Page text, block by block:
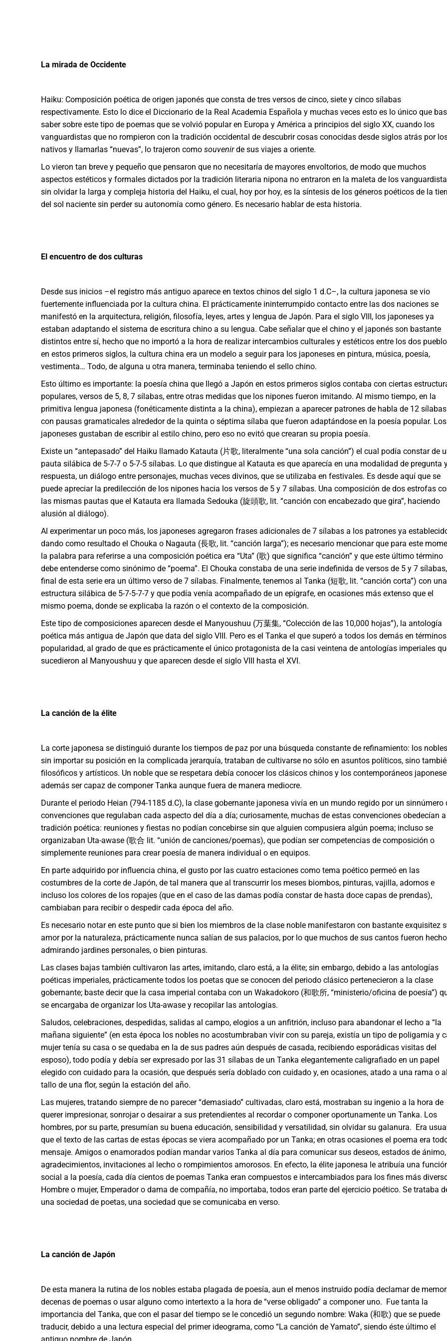
La mirada de Occidente
Haiku: Composición poética de origen japonés que consta de tres versos de cinco, siete y cinco sílabas
respectivamente. Esto lo dice el Diccionario de la Real Academia Española y muchas veces esto es lo único que
saber sobre este tipo de poemas que se volvió popular en Europa y América a principios del siglo XX, cuando los
vanguardistas que no rompieron con la tradición occidental de descubrir cosas conocidas desde siglos atrás por
nativos y llamarlas “nuevas”, lo trajeron como souvenirde sus viajes a oriente.
Lo vieron tan breve y pequeño que pensaron que no necesitaría de mayores envoltorios, de modo que muchos
aspectos estéticos y formales dictados por la tradición literaria nipona no entraron en la maleta de los
sin olvidar la larga y compleja historia del Haiku, el cual, hoy por hoy, es la síntesis de los géneros poéticos de la
del sol naciente sin perder su autonomía como género. Es necesario hablar de esta historia.
El encuentro de dos culturas
Desde sus inicios –el registro más antiguo aparece en textos chinos del siglo 1 d.C–, la cultura japonesa se vio
fuertemente influenciada por la cultura china. El prácticamente ininterrumpido contacto entre las dos naciones se
manifestó en la arquitectura, religión, filosofía, leyes, artes y lengua de Japón. Para el siglo VIII, los japoneses ya
estaban adaptando el sistema de escritura chino a su lengua. Cabe señalar que el chino y el japonés son bastante
distintos entre sí, hecho que no importó a la hora de realizar intercambios culturales y estéticos entre los dos
en estos primeros siglos, la cultura china era un modelo a seguir para los japoneses en pintura, música, poesía,
vestimenta… Todo, de alguna u otra manera, terminaba teniendo el sello chino.
Esto último es importante: la poesía china que llegó a Japón en estos primeros siglos contaba con ciertas
populares, versos de 5, 8, 7 sílabas, entre otras medidas que los nipones fueron imitando. Al mismo tiempo, en la
primitiva lengua japonesa (fonéticamente distinta a la china), empiezan a aparecer patrones de habla de 12 sílabas
con pausas gramaticales alrededor de la quinta o séptima sílaba que fueron adaptándose en la poesía popular. Los
japoneses gustaban de escribir al estilo chino, pero eso no evitó que crearan su propia poesía.
Existe un “antepasado” del Haiku llamado Katauta (片歌, literalmente “una sola canción”) el cual podía constar de
pauta silábica de 5-7-7 o 5-7-5 sílabas. Lo que distingue al Katauta es que aparecía en una modalidad de pregunta
respuesta, un diálogo entre personajes, muchas veces divinos, que se utilizaba en festivales. Es desde aquí que se
puede apreciar la predilección de los nipones hacia los versos de 5 y 7 sílabas. Una composición de dos estrofas
las mismas pautas que el Katauta era llamada Sedouka (旋頭歌, lit. “canción con encabezado que gira”, haciendo
alusión al diálogo).
Al experimentar un poco más, los japoneses agregaron frases adicionales de 7 sílabas a los patrones ya
dando como resultado el Chouka o Nagauta (長歌, lit. “canción larga”); es necesario mencionar que para este
la palabra para referirse a una composición poética era “Uta” (歌) que significa “canción” y que este último término
debe entenderse como sinónimo de “poema”. El Chouka constaba de una serie indefinida de versos de 5 y 7
final de esta serie era un último verso de 7 sílabas. Finalmente, tenemos al Tanka (短歌, lit. “canción corta”) con una
estructura silábica de 5-7-5-7-7 y que podía venía acompañado de un epígrafe, en ocasiones más extenso que el
mismo poema, donde se explicaba la razón o el contexto de la composición.
Este tipo de composiciones aparecen desde el Manyoushuu (万葉集, “Colección de las 10,000 hojas”), la antología
poética más antigua de Japón que data del siglo VIII. Pero es el Tanka el que superó a todos los demás en
popularidad, al grado de que es prácticamente el único protagonista de la casi veintena de antologías imperiales
sucedieron al Manyoushuu y que aparecen desde el siglo VIII hasta el XVI.
La canción de la élite
La corte japonesa se distinguió durante los tiempos de paz por una búsqueda constante de refinamiento: los
sin importar su posición en la complicada jerarquía, trataban de cultivarse no sólo en asuntos políticos, sino
filosóficos y artísticos. Un noble que se respetara debía conocer los clásicos chinos y los contemporáneos
además ser capaz de componer Tanka aunque fuera de manera mediocre.
Durante el periodo Heian (794-1185 d.C), la clase gobernante japonesa vivía en un mundo regido por un sinnúmero
convenciones que regulaban cada aspecto del día a día; curiosamente, muchas de estas convenciones obedecían
tradición poética: reuniones y fiestas no podían concebirse sin que alguien compusiera algún poema; incluso se
organizaban Uta-awase (歌合 lit. “unión de canciones/poemas), que podían ser competencias de composición o
simplemente reuniones para crear poesía de manera individual o en equipos.
En parte adquirido por influencia china, el gusto por las cuatro estaciones como tema poético permeó en las
costumbres de la corte de Japón, de tal manera que al transcurrir los meses biombos, pinturas, vajilla, adornos e
incluso los colores de los ropajes (que en el caso de las damas podía constar de hasta doce capas de prendas),
cambiaban para recibir o despedir cada época del año.
Es necesario notar en este punto que si bien los miembros de la clase noble manifestaron con bastante exquisitez
amor por la naturaleza, prácticamente nunca salían de sus palacios, por lo que muchos de sus cantos fueron
admirando jardines personales, o bien pinturas.
Las clases bajas también cultivaron las artes, imitando, claro está, a la élite; sin embargo, debido a las antologías
poéticas imperiales, prácticamente todos los poetas que se conocen del periodo clásico pertenecieron a la clase
gobernante; baste decir que la casa imperial contaba con un Wakadokoro (和歌所, “ministerio/oficina de poesía”)
se encargaba de organizar los Uta-awase y recopilar las antologías.
Saludos, celebraciones, despedidas, salidas al campo, elogios a un anfitrión, incluso para abandonar el lecho a “la
mañana siguiente” (en esta época los nobles no acostumbraban vivir con su pareja, existía un tipo de poligamia y
mujer tenía su casa o se quedaba en la de sus padres aún después de casada, recibiendo esporádicas visitas del
esposo), todo podía y debía ser expresado por las 31 sílabas de un Tanka elegantemente caligrafiado en un papel
elegido con cuidado para la ocasión, que después sería doblado con cuidado y, en ocasiones, atado a una rama o al
tallo de una flor, según la estación del año.
Las mujeres, tratando siempre de no parecer “demasiado” cultivadas, claro está, mostraban su ingenio a la hora de
querer impresionar, sonrojar o desairar a sus pretendientes al recordar o componer oportunamente un Tanka. Los
hombres, por su parte, presumían su buena educación, sensibilidad y versatilidad, sin olvidar su galanura. Era
que el texto de las cartas de estas épocas se viera acompañado por un Tanka; en otras ocasiones el poema era
mensaje. Amigos o enamorados podían mandar varios Tanka al día para comunicar sus deseos, estados de ánimo,
agradecimientos, invitaciones al lecho o rompimientos amorosos. En efecto, la élite japonesa le atribuía una
social a la poesía, cada día cientos de poemas Tanka eran compuestos e intercambiados para los fines más
Hombre o mujer, Emperador o dama de compañía, no importaba, todos eran parte del ejercicio poético. Se trataba
una sociedad de poetas, una sociedad que se comunicaba en verso.
La canción de Japón
De esta manera la rutina de los nobles estaba plagada de poesía, aun el menos instruido podía declamar de
decenas de poemas o usar alguno como intertexto a la hora de “verse obligado” a componer uno. Fue tanta la
importancia del Tanka, que con el pasar del tiempo se le concedió un segundo nombre: Waka (和歌) que se puede
traducir, debido a una lectura especial del primer ideograma, como “La canción de Yamato”, siendo éste último el